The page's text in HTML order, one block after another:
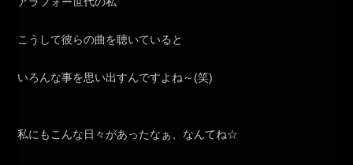
こうして彼らの曲を聴いていると
いろんな事を思い出すんですよね～(笑)
私にもこんな日々があったなぁ、なんてね☆